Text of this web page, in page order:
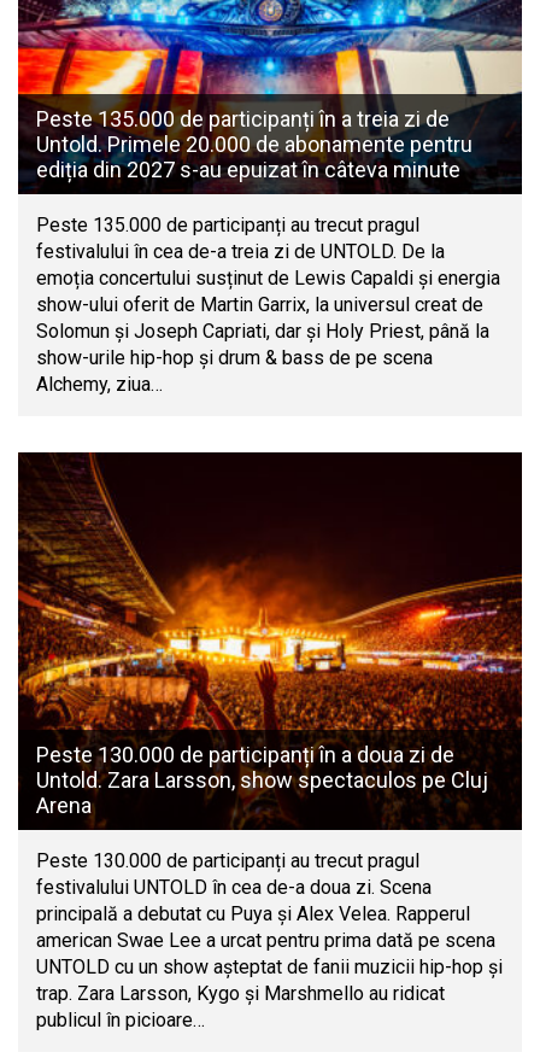
Peste 135.000 de participanți în a treia zi de
Untold. Primele 20.000 de abonamente pentru
ediția din 2027 s-au epuizat în câteva minute
Peste 135.000 de participanți au trecut pragul
festivalului în cea de-a treia zi de UNTOLD. De la
emoția concertului susținut de Lewis Capaldi și energia
show-ului oferit de Martin Garrix, la universul creat de
Solomun și Joseph Capriati, dar și Holy Priest, până la
show-urile hip-hop și drum & bass de pe scena
Alchemy, ziua…
Peste 130.000 de participanți în a doua zi de
Untold. Zara Larsson, show spectaculos pe Cluj
Arena
Peste 130.000 de participanți au trecut pragul
festivalului UNTOLD în cea de-a doua zi. Scena
principală a debutat cu Puya și Alex Velea. Rapperul
american Swae Lee a urcat pentru prima dată pe scena
UNTOLD cu un show așteptat de fanii muzicii hip-hop și
trap. Zara Larsson, Kygo și Marshmello au ridicat
publicul în picioare…